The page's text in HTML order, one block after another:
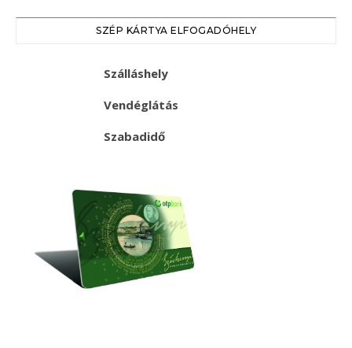
SZÉP KÁRTYA ELFOGADÓHELY
Szálláshely
Vendéglátás
Szabadidő